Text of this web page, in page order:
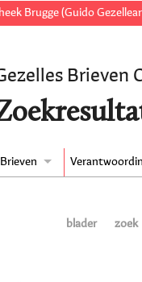
Brugge (Guido
Brieven
Brieven
blader zoek